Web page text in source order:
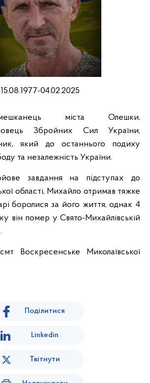
15.08.1977-04.02.2025
міста Олешки,
Збройних Сил України,
який до останнього подиху
та незалежність України.
завдання на підступах до
області, Михайло отримав тяжке
боролися за його життя, однак 4
він помер у Свято-Михайлівській
Воскресенське Миколаївської
Поділитися
Linkedin
Твітнути